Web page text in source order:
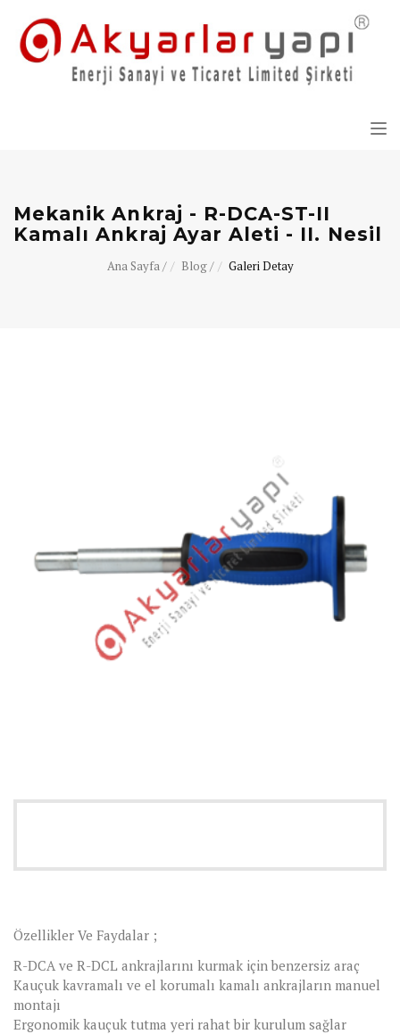
Mekanik Ankraj - R-DCA-ST-II
Kamalı Ankraj Ayar Aleti - II. Nesil
Ana Sayfa / Blog / Galeri Detay
Özellikler Ve Faydalar ;
R-DCA ve R-DCL ankrajlarını kurmak için benzersiz araç
Kauçuk kavramalı ve el korumalı kamalı ankrajların manuel
montajı
Ergonomik kauçuk tutma yeri rahat bir kurulum sağlar